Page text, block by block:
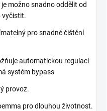
možno snadno oddělit od
vyčistit.
pro snadné čištění
automatickou regulaci
systém bypass
provoz.
pro dlouhou životnost.